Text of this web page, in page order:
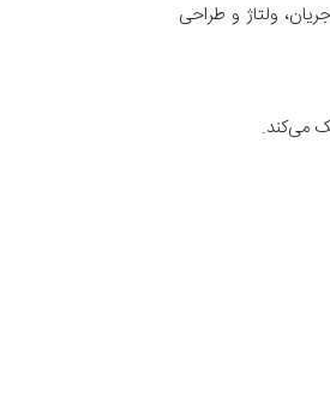
ولتاژ و طراحی
می‌کند.